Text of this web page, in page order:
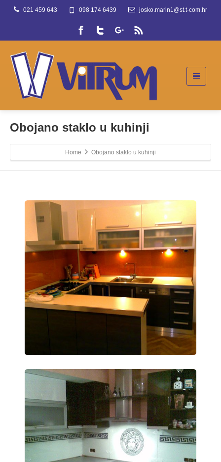
021 459 643 098 174 6439 josko.marin1@st.t-com.hr
Obojano staklo u kuhinji
Home Obojano staklo u kuhinji